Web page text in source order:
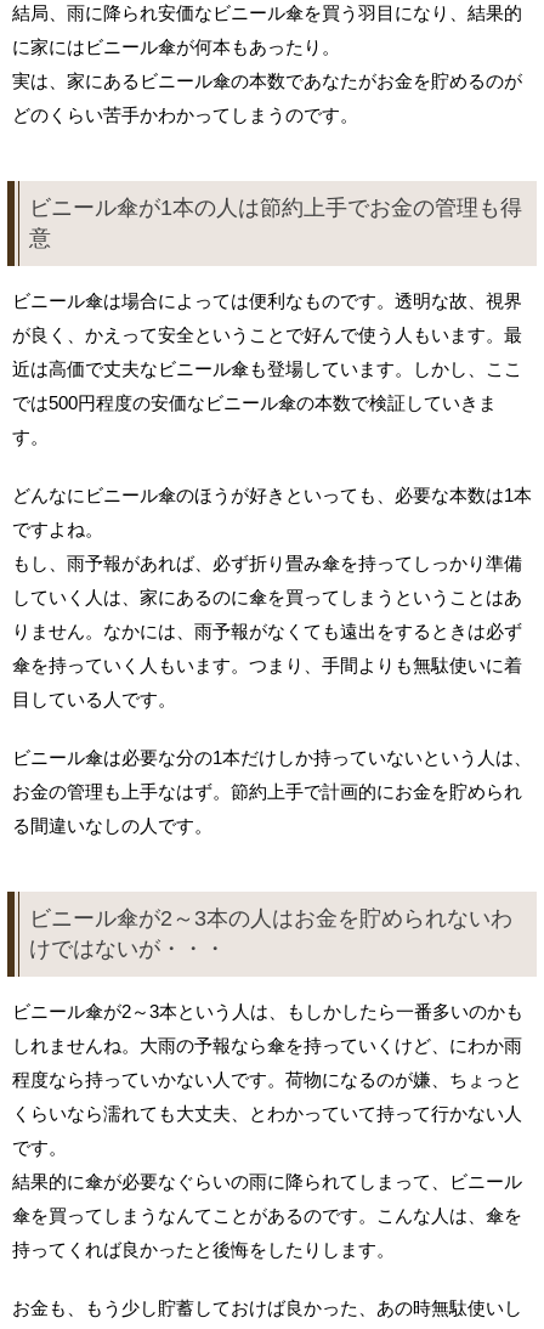
結局、雨に降られ安価なビニール傘を買う羽目になり、結果的
に家にはビニール傘が何本もあったり。
実は、家にあるビニール傘の本数であなたがお金を貯めるのが
どのくらい苦手かわかってしまうのです。
ビニール傘が1本の人は節約上手でお金の管理も得
意
ビニール傘は場合によっては便利なものです。透明な故、視界
が良く、かえって安全ということで好んで使う人もいます。最
近は高価で丈夫なビニール傘も登場しています。しかし、ここ
では500円程度の安価なビニール傘の本数で検証していきま
す。
どんなにビニール傘のほうが好きといっても、必要な本数は1本
ですよね。
もし、雨予報があれば、必ず折り畳み傘を持ってしっかり準備
していく人は、家にあるのに傘を買ってしまうということはあ
りません。なかには、雨予報がなくても遠出をするときは必ず
傘を持っていく人もいます。つまり、手間よりも無駄使いに着
目している人です。
ビニール傘は必要な分の1本だけしか持っていないという人は、
お金の管理も上手なはず。節約上手で計画的にお金を貯められ
る間違いなしの人です。
ビニール傘が2～3本の人はお金を貯められないわ
けではないが・・・
ビニール傘が2～3本という人は、もしかしたら一番多いのかも
しれませんね。大雨の予報なら傘を持っていくけど、にわか雨
程度なら持っていかない人です。荷物になるのが嫌、ちょっと
くらいなら濡れても大丈夫、とわかっていて持って行かない人
です。
結果的に傘が必要なぐらいの雨に降られてしまって、ビニール
傘を買ってしまうなんてことがあるのです。こんな人は、傘を
持ってくれば良かったと後悔をしたりします。
お金も、もう少し貯蓄しておけば良かった、あの時無駄使いし